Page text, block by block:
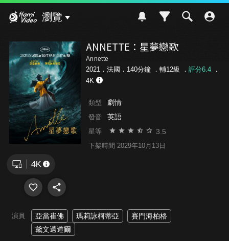
瀏覽
ANNETTE：星夢戀歌
Annette
2021．法國．140分鐘 ． 輔12級 ． 評分6.4．
4K
類型 劇情
發音 英語
星等 3.5
下架時間 2029年10月13日
演員 亞當崔佛 瑪莉詠柯蒂亞
賽門海柏格
黛文邁道爾